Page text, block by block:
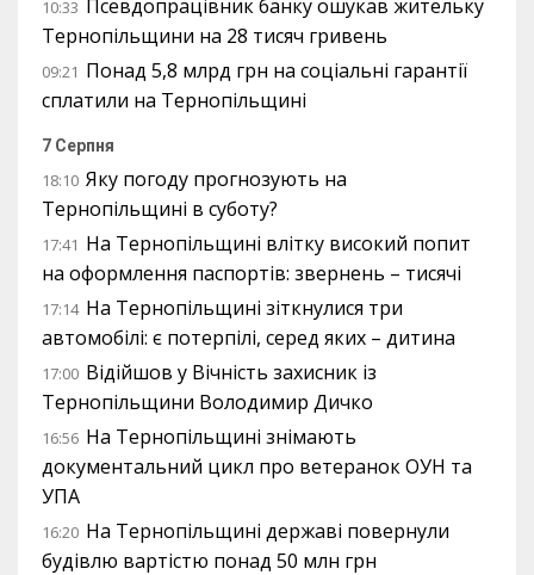
10:33 Псевдопрацівник банку ошукав жительку
Тернопільщини на 28 тисяч гривень
09:21 Понад 5,8 млрд грн на соціальні гарантії
сплатили на Тернопільщині
7 Серпня
18:10 Яку погоду прогнозують на
Тернопільщині в суботу?
17:41 На Тернопільщині влітку високий попит
на оформлення паспортів: звернень – тисячі
17:14 На Тернопільщині зіткнулися три
автомобілі: є потерпілі, серед яких – дитина
17:00 Відійшов у Вічність захисник із
Тернопільщини Володимир Дичко
16:56 На Тернопільщині знімають
документальний цикл про ветеранок ОУН та
УПА
16:20 На Тернопільщині державі повернули
будівлю вартістю понад 50 млн грн